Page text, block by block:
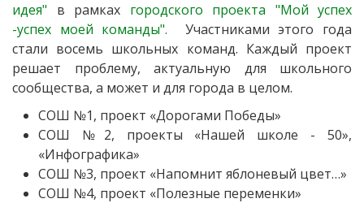
идея" в рамках городского проекта "Мой успех
-успех моей команды". Участниками этого года
стали восемь школьных команд. Каждый проект
решает проблему, актуальную для школьного
сообщества, а может и для города в целом.
СОШ №1, проект «Дорогами Победы»
СОШ №2, проекты «Нашей школе - 50»,
«Инфографика»
СОШ №3, проект «Напомнит яблоневый цвет…»
СОШ №4, проект «Полезные переменки»